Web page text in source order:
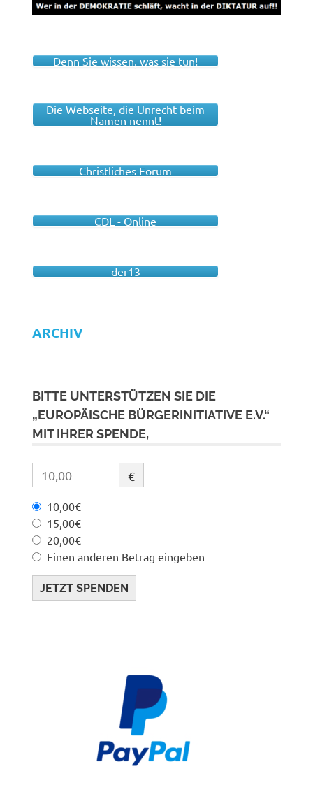
Denn Sie wissen, was sie tun!
Die Webseite, die Unrecht beim
Namen nennt!
Christliches Forum
CDL - Online
der13
ARCHIV
BITTE UNTERSTÜTZEN SIE DIE
„EUROPÄISCHE BÜRGERINITIATIVE E.V.“
MIT IHRER SPENDE,
€
10,00€
15,00€
20,00€
Einen anderen Betrag eingeben
JETZT SPENDEN